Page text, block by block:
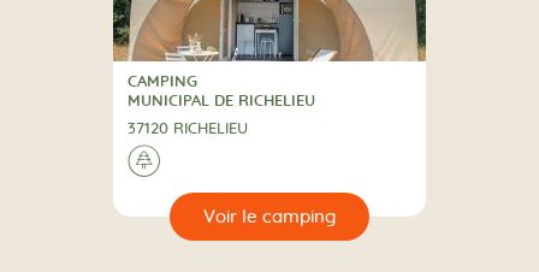
CAMPING
CAMPING
MUNICIPAL DE RICHELIEU
37120 RICHELIEU
A la campagne
🌲